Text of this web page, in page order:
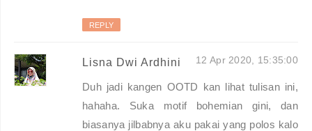
REPLY
Lisna Dwi Ardhini 12 Apr 2020, 15:35:00
Duh jadi kangen OOTD kan lihat tulisan ini,
hahaha. Suka motif bohemian gini, dan
biasanya jilbabnya aku pakai yang polos kalo